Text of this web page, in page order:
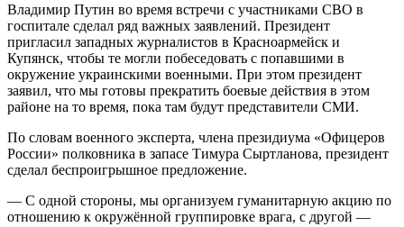
Владимир Путин во время встречи с участниками СВО в
госпитале сделал ряд важных заявлений. Президент
пригласил западных журналистов в Красноармейск и
Купянск, чтобы те могли побеседовать с попавшими в
окружение украинскими военными. При этом президент
заявил, что мы готовы прекратить боевые действия в этом
районе на то время, пока там будут представители СМИ.
По словам военного эксперта, члена президиума «Офицеров
России» полковника в запасе Тимура Сыртланова, президент
сделал беспроигрышное предложение.
— С одной стороны, мы организуем гуманитарную акцию по
отношению к окружённой группировке врага, с другой —